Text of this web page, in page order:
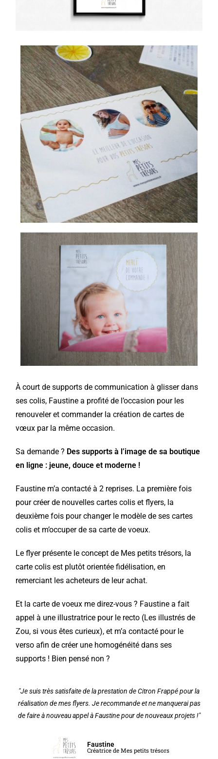
À court de supports de communication à glisser dans
ses colis, Faustine a profité de l’occasion pour les
renouveleret commander la création de cartes de
vœux par la même occasion.
Sa demande ? Des supports à l’image de sa boutique
en ligne : jeune, douce et moderne !
Faustine m’a contacté à 2 reprises. La première fois
pour créer de nouvelles cartes colis et flyers, la
deuxième fois pour changer le modèle de ses cartes
colis et m’occuper de sa carte de voeux.
Le flyer présente le concept de Mes petits trésors, la
carte colis est plutôt orientée fidélisation, en
remerciant les acheteurs de leur achat.
Et la carte de voeux me direz-vous ? Faustine a fait
appel à une illustratrice pour le recto (Les illustrés de
Zou, si vous êtes curieux), et m’a contacté pour le
verso afin de créer une homogénéité dans ses
supports ! Bien pensé non ?
"Je suis très satisfaite de la prestation de Citron Frappé pour la
réalisation de mes flyers. Je recommande et ne manquerai pas
de faire à nouveau appel à Faustine pour de nouveaux projets !"
Faustine
Créatrice de Mes petits trésors